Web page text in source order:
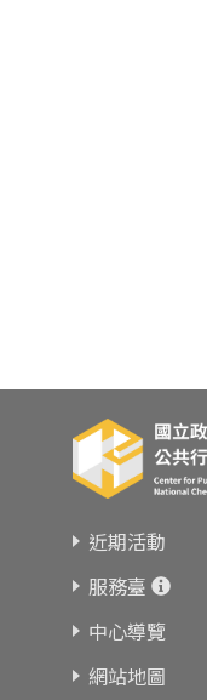
近期活動
服務臺
中心導覽
網站地圖